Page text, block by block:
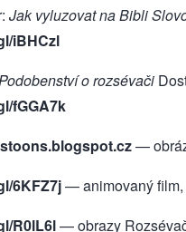
Jak vyluzovat na Bibli
iBHCzl
o rozsévači
fGGA7k
—
6KFZ7j— animovaný
R0lL6l— obrazy